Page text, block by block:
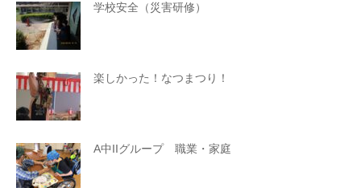
学校安全（災害研修）
楽しかった！なつまつり！
A中IIグループ 職業・家庭